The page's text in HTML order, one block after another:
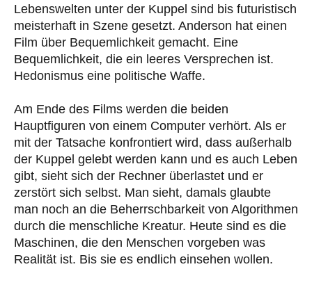
Lebenswelten unter der Kuppel sind bis futuristisch
meisterhaft in Szene gesetzt. Anderson hat einen
Film über Bequemlichkeit gemacht. Eine
Bequemlichkeit, die ein leeres Versprechen ist.
Hedonismus eine politische Waffe.
Am Ende des Films werden die beiden
Hauptfiguren von einem Computer verhört. Als er
mit der Tatsache konfrontiert wird, dass außerhalb
der Kuppel gelebt werden kann und es auch Leben
gibt, sieht sich der Rechner überlastet und er
zerstört sich selbst. Man sieht, damals glaubte
man noch an die Beherrschbarkeit von Algorithmen
durch die menschliche Kreatur. Heute sind es die
Maschinen, die den Menschen vorgeben was
Realität ist. Bis sie es endlich einsehen wollen.